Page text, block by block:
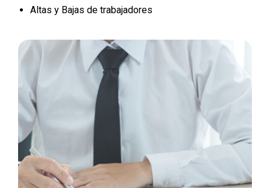
Altas y Bajas de trabajadores